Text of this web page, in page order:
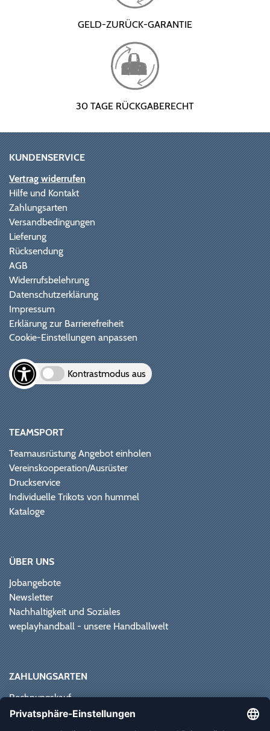
GELD-ZURÜCK-GARANTIE
30 TAGE RÜCKGABERECHT
KUNDENSERVICE
Vertrag widerrufen
Hilfe und Kontakt
Zahlungsarten
Versandbedingungen
Lieferung
Rücksendung
AGB
Widerrufsbelehrung
Datenschutzerklärung
Impressum
Erklärung zur Barrierefreiheit
Cookie-Einstellungen anpassen
Kontrastmodus aus
TEAMSPORT
Teamausrüstung Angebot einholen
Vereinskooperation/Ausrüster
Druckservice
Individuelle Trikots von hummel
Kataloge
ÜBER UNS
Jobangebote
Newsletter
Nachhaltigkeit und Soziales
weplayhandball - unsere Handballwelt
ZAHLUNGSARTEN
Rechnungskauf
Paypal